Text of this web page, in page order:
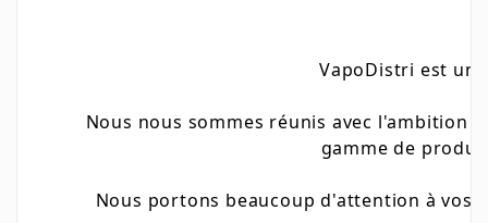
VapoDistri est
Nous nous sommes réunis avec
gamme de
Nous portons beaucoup d'attention à vos